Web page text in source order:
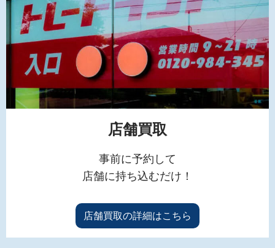
店舗買取
事前に予約して
店舗に持ち込むだけ！
店舗買取の詳細はこちら